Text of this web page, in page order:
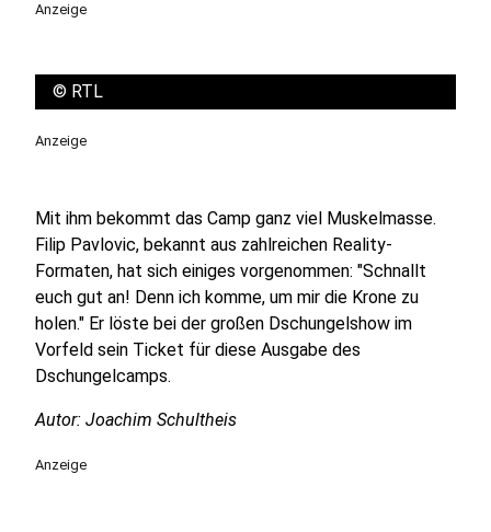
Anzeige
© RTL
Anzeige
Mit ihm bekommt das Camp ganz viel Muskelmasse.
Filip Pavlovic, bekannt aus zahlreichen Reality-
Formaten, hat sich einiges vorgenommen: "Schnallt
euch gut an! Denn ich komme, um mir die Krone zu
holen." Er löste bei der großen Dschungelshow im
Vorfeld sein Ticket für diese Ausgabe des
Dschungelcamps.
Autor: Joachim Schultheis
Anzeige